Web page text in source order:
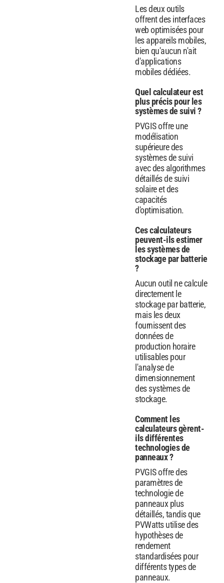
Les deux outils
offrent des interfaces
web optimisées pour
les appareils mobiles,
bien qu'aucun n'ait
d'applications
mobiles dédiées.
Quel calculateur est
plus précis pour les
systèmes de suivi ?
PVGIS offre une
modélisation
supérieure des
systèmes de suivi
avec des algorithmes
détaillés de suivi
solaire et des
capacités
d'optimisation.
Ces calculateurs
peuvent-ils estimer
les systèmes de
stockage par batterie
?
Aucun outil ne calcule
directement le
stockage par batterie,
mais les deux
fournissent des
données de
production horaire
utilisables pour
l'analyse de
dimensionnement
des systèmes de
stockage.
Comment les
calculateurs gèrent-
ils différentes
technologies de
panneaux ?
PVGIS offre des
paramètres de
technologie de
panneaux plus
détaillés, tandis que
PVWatts utilise des
hypothèses de
rendement
standardisées pour
différents types de
panneaux.